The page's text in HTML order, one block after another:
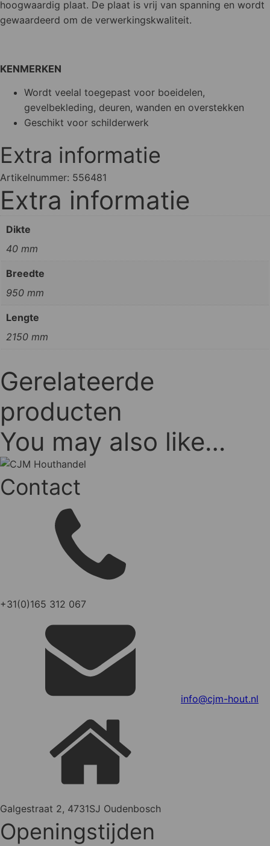
hoogwaardig plaat. De plaat is vrij van spanning en wordt
gewaardeerd om de verwerkingskwaliteit.
KENMERKEN
Wordt veelal toegepast voor boeidelen,
gevelbekleding, deuren, wanden en overstekken
Geschikt voor schilderwerk
Extra informatie
Artikelnummer: 556481
Extra informatie
Dikte
40 mm
Breedte
950 mm
Lengte
2150 mm
Gerelateerde
producten
You may also like…
Contact
+31(0)165 312 067
info@cjm-hout.nl
Galgestraat 2, 4731SJ Oudenbosch
Openingstijden